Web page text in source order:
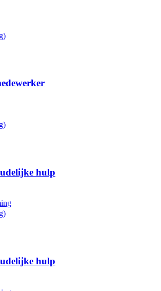
hulp
hulp